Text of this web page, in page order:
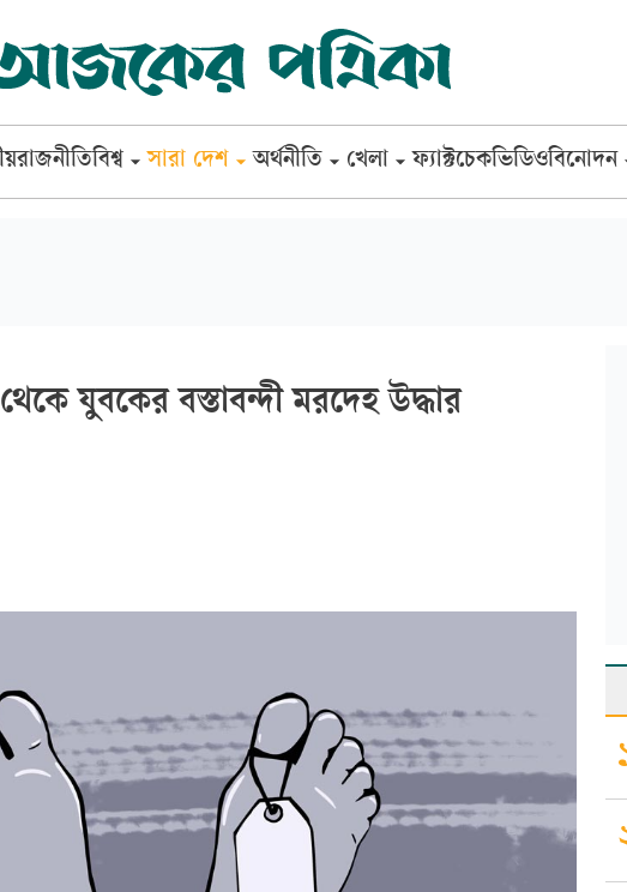
রাজনীতিবিশ্ব সারা দেশ অর্থনীতি খেলা ফ্যাক্টচেকভিডিওবিনোদন
যুবকের বস্তাবন্দী মরদেহ উদ্ধার